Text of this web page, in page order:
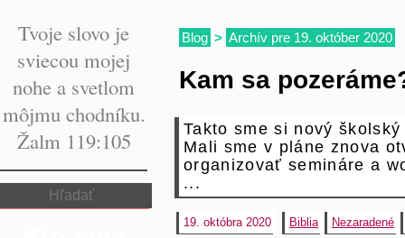
Tvoje slovo je
sviecou mojej
nohe a svetlom
môjmu chodníku.
Žalm 119:105
Blog > Archív pre 19. október 2020
Kam sa
Takto sme si nový
Mali sme v pláne znova
organizovať semináre a
...
19. októbra 2020 Biblia Nezaradené